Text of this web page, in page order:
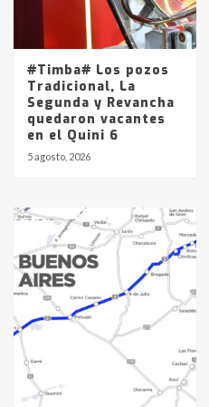
#Timba# Los pozos
Tradicional, La
Segunda y Revancha
quedaron vacantes
en el Quini 6
5 agosto, 2026